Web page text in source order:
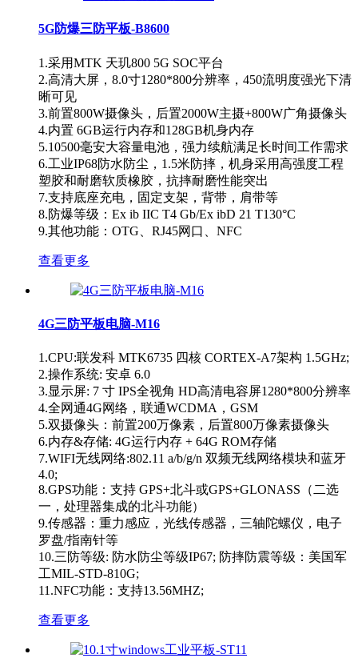
5G防爆三防平板-B8600
1.采用MTK 天玑800 5G SOC平台
2.高清大屏，8.0寸1280*800分辨率，450流明度强光下清
晰可见
3.前置800W摄像头，后置2000W主摄+800W广角摄像头
4.内置 6GB运行内存和128GB机身内存
5.10500毫安大容量电池，强力续航满足长时间工作需求
6.工业IP68防水防尘，1.5米防摔，机身采用高强度工程
塑胶和耐磨软质橡胶，抗摔耐磨性能突出
7.支持底座充电，固定支架，背带，肩带等
8.防爆等级：Ex ib IIC T4 Gb/Ex ibD 21 T130°C
9.其他功能：OTG、RJ45网口、NFC
查看更多
4G三防平板电脑-M16
1.CPU:联发科 MTK6735 四核 CORTEX-A7架构 1.5GHz;
2.操作系统: 安卓 6.0
3.显示屏: 7 寸 IPS全视角 HD高清电容屏1280*800分辨率
4.全网通4G网络，联通WCDMA，GSM
5.双摄像头：前置200万像素，后置800万像素摄像头
6.内存&存储: 4G运行内存 + 64G ROM存储
7.WIFI无线网络:802.11 a/b/g/n 双频无线网络模块和蓝牙
4.0;
8.GPS功能：支持 GPS+北斗或GPS+GLONASS（二选
一，处理器集成的北斗功能）
9.传感器：重力感应，光线传感器，三轴陀螺仪，电子
罗盘/指南针等
10.三防等级: 防水防尘等级IP67; 防摔防震等级：美国军
工MIL-STD-810G;
11.NFC功能：支持13.56MHZ;
查看更多